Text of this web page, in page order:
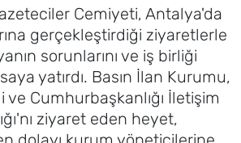
Cemiyeti, Antalya'da
gerçekleştirdiği ziyaretlerle
sorunlarını ve iş birliği
yatırdı. Basın İlan Kurumu,
ve Cumhurbaşkanlığı İletişim
ziyaret eden heyet,